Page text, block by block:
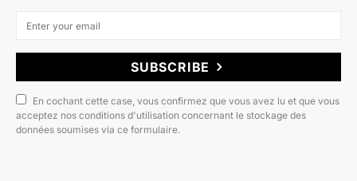
SUBSCRIBE
En cochant cette case, vous confirmez que vous avez lu et que vous
acceptez nos conditions d'utilisation concernant le stockage des
données soumises via ce formulaire.